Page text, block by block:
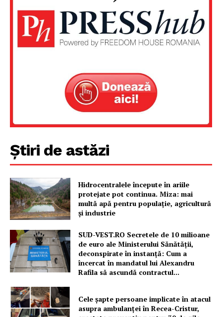
Rețea
Contact
Știri de astăzi
Hidrocentralele începute în ariile
protejate pot continua. Miza: mai
multă apă pentru populație, agricultură
și industrie
SUD-VEST.RO Secretele de 10 milioane
de euro ale Ministerului Sănătății,
deconspirate în instanță: Cum a
încercat în mandatul lui Alexandru
Rafila să ascundă contractul...
Cele şapte persoane implicate în atacul
asupra ambulanţei în Recea-Cristur,